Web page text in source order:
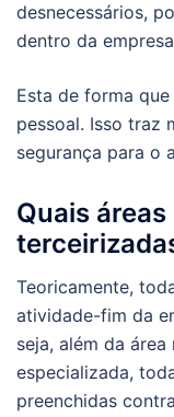
desnecessários,
dentro da
Esta de forma
pessoal. Isso traz
segurança para o
Quais
Teoricamente,
atividade-fim da
seja, além da
especializada,
preenchidas